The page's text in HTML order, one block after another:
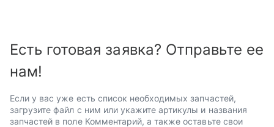
Есть готовая заявка? Отправьте ее
нам!
Если у вас уже есть список необходимых запчастей,
загрузите файл с ним или укажите артикулы и названия
запчастей в поле Комментарий, а также оставьте свои